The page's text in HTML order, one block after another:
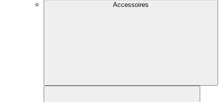
Accessoires